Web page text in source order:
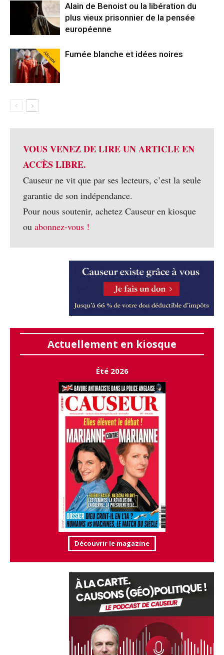
Alain de Benoist ou la libération du
plus vieux prisonnier de la pensée
européenne
Abonné Fumée blanche et idées noires
VOUS VENEZ DE LIRE UN ARTICLE EN
ACCÈS LIBRE.
Causeur ne vit que par ses lecteurs, c’est la seule
garantie de son indépendance.
Pour nous soutenir, achetez Causeur en kiosque
ou abonnez-vous !
Actuellement en kiosque
Été 2026
Découvrir le magazine